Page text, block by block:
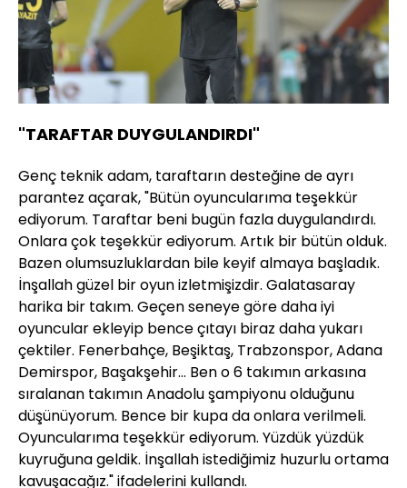
"TARAFTAR DUYGULANDIRDI"
Genç teknik adam, taraftarın desteğine de ayrı
parantez açarak, "Bütün oyuncularıma teşekkür
ediyorum. Taraftar beni bugün fazla duygulandırdı.
Onlara çok teşekkür ediyorum. Artık bir bütün olduk.
Bazen olumsuzluklardan bile keyif almaya başladık.
İnşallah güzel bir oyun izletmişizdir. Galatasaray
harika bir takım. Geçen seneye göre daha iyi
oyuncular ekleyip bence çıtayı biraz daha yukarı
çektiler. Fenerbahçe, Beşiktaş, Trabzonspor, Adana
Demirspor, Başakşehir... Ben o 6 takımın arkasına
sıralanan takımın Anadolu şampiyonu olduğunu
düşünüyorum. Bence bir kupa da onlara verilmeli.
Oyuncularıma teşekkür ediyorum. Yüzdük yüzdük
kuyruğuna geldik. İnşallah istediğimiz huzurlu ortama
kavuşacağız." ifadelerini kullandı.